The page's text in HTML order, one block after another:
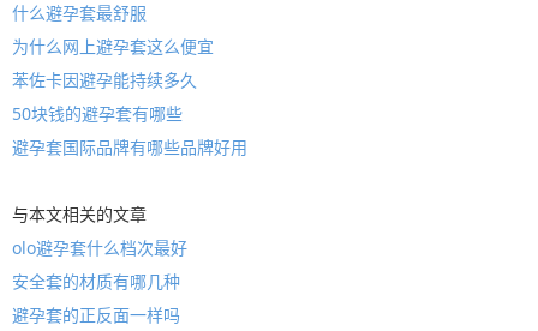
什么避孕套最舒服
为什么网上避孕套这么便宜
苯佐卡因避孕能持续多久
50块钱的避孕套有哪些
避孕套国际品牌有哪些品牌好用
与本文相关的文章
olo避孕套什么档次最好
安全套的材质有哪几种
避孕套的正反面一样吗